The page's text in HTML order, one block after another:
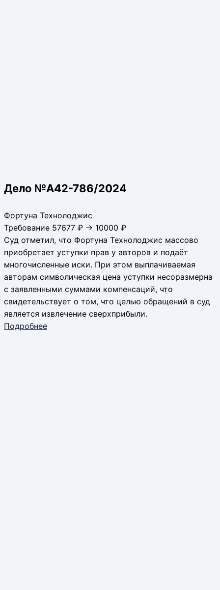
Дело №А42-786/2024
Фортуна Технолоджис
Требование 57677 ₽ → 10000 ₽
Суд отметил, что Фортуна Технолоджис массово
приобретает уступки прав у авторов и подаёт
многочисленные иски. При этом выплачиваемая
авторам символическая цена уступки несоразмерна
с заявленными суммами компенсаций, что
свидетельствует о том, что целью обращений в суд
является извлечение сверхприбыли.
Подробнее